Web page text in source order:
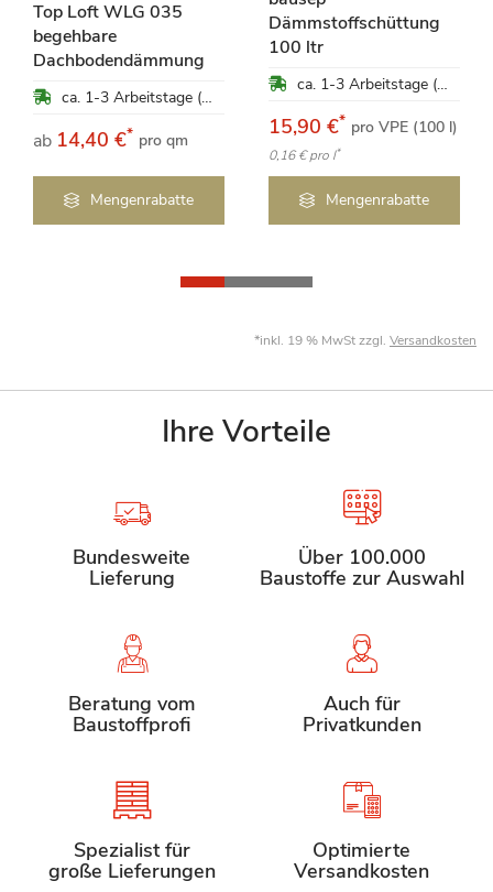
Top Loft WLG 035
begehbare
Dachbodendämmung
ca. 1-3 Arbeitstage (Mo-Fr)
ab 14,40 €* pro qm
Mengenrabatte
Dämmstoffschüttung
100 ltr
ca. 1-3 Arbeitstage (Mo-Fr)
15,90 €* pro VPE (100 l)
0,16 €pro l*
Mengenrabatte
*inkl. 19 % MwSt zzgl. Versandkosten
Ihre Vorteile
Bundesweite
Lieferung
Über 100.000
Baustoffe zur Auswahl
Beratung vom
Baustoffprofi
Auch für
Privatkunden
Spezialist für
große Lieferungen
Optimierte
Versandkosten